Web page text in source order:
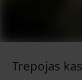
Trepojas